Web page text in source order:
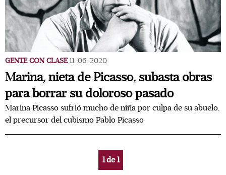
GENTE CON CLASE 11/06/2020
Marina, nieta de Picasso, subasta obras
para borrar su doloroso pasado
Marina Picasso sufrió mucho de niña por culpa de su abuelo,
el precursor del cubismo Pablo Picasso
1de1